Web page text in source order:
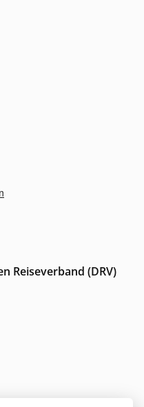
Reiseverband (DRV)